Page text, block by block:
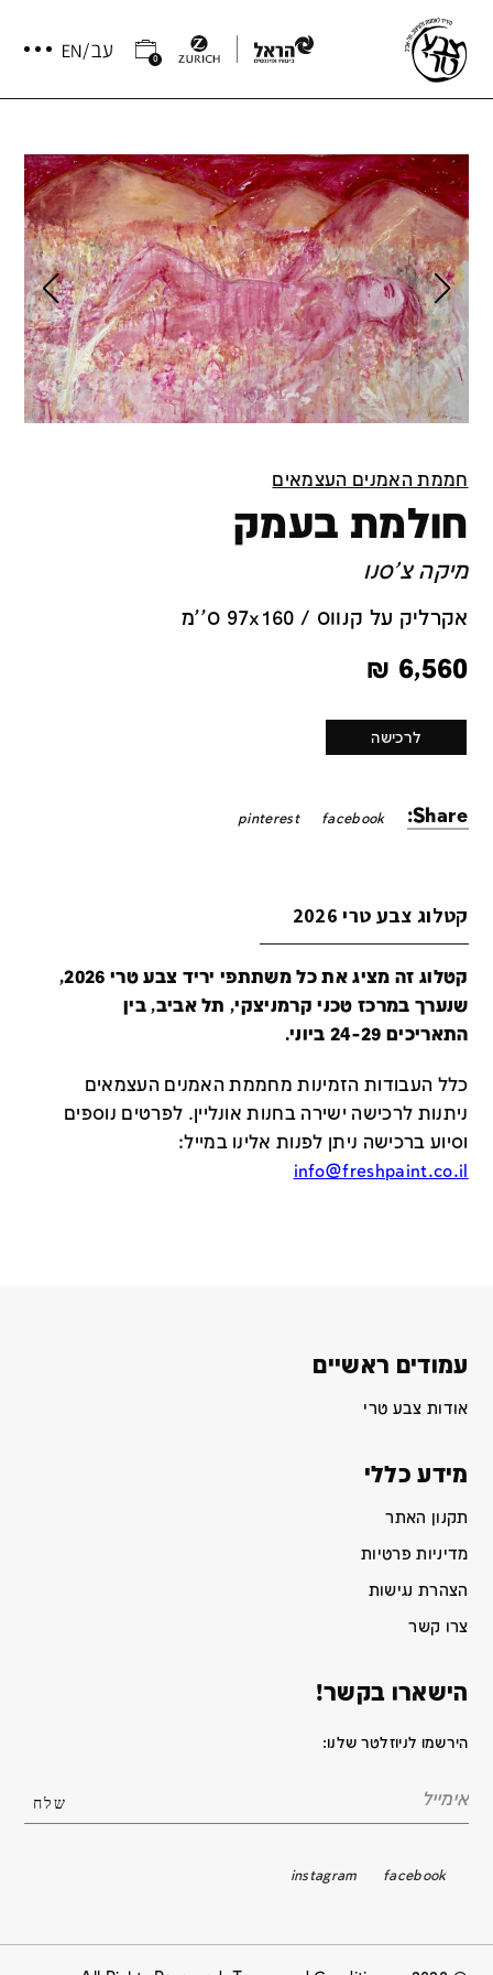
0
חממת האמנים העצמאים
חולמת בעמק
מיקה צ'סנו
אקרליק על קנווס / 97x160 ס''מ
6,560
₪
לרכישה
Share:
facebook
pinterest
קטלוג צבע טרי 2026
קטלוג זה מציג את כל משתתפי יריד צבע טרי 2026,
שנערך במרכז טכני קרמניצקי, תל אביב, בין
התאריכים 24-29 ביוני.
כלל העבודות הזמינות מחממת האמנים העצמאים
ניתנות לרכישה ישירה בחנות אונליין. לפרטים נוספים
וסיוע ברכישה ניתן לפנות אלינו במייל:
info@freshpaint.co.il
עמודים ראשיים
אודות צבע טרי
מידע כללי
תקנון האתר
מדיניות פרטיות
הצהרת נגישות
צרו קשר
הישארו בקשר!
הירשמו לניוזלטר שלנו:
facebook
instagram